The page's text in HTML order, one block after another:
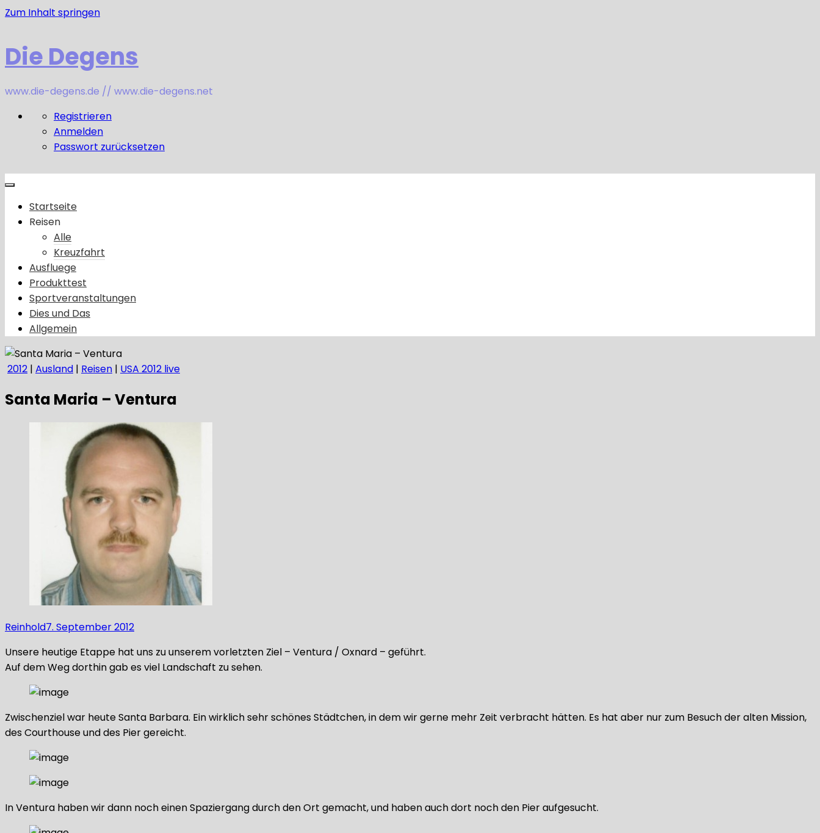
Zum Inhalt springen
Die Degens
www.die-degens.de // www.die-degens.net
Registrieren
Anmelden
Passwort zurücksetzen
Startseite
Reisen
Alle
Kreuzfahrt
Ausfluege
Produkttest
Sportveranstaltungen
Dies und Das
Allgemein
2012 | Ausland | Reisen | USA 2012 live
Santa Maria – Ventura
Reinhold7. September 2012
Unsere heutige Etappe hat uns zu unserem vorletzten Ziel – Ventura / Oxnard – geführt.
Auf dem Weg dorthin gab es viel Landschaft zu sehen.
Zwischenziel war heute Santa Barbara. Ein wirklich sehr schönes Städtchen, in dem wir gerne mehr Zeit verbracht hätten. Es hat aber nur zum Besuch der alten Mission,
des Courthouse und des Pier gereicht.
In Ventura haben wir dann noch einen Spaziergang durch den Ort gemacht, und haben auch dort noch den Pier aufgesucht.